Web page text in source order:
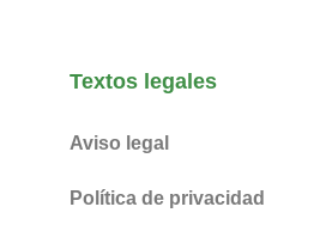
Textos legales
Aviso legal
Política de privacidad